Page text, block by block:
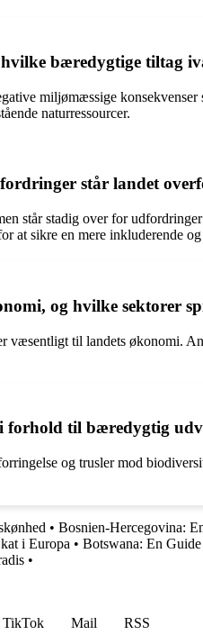
bæredygtige tiltag
miljømæssige
naturressourcer.
står landet
står stadig over for
at sikre en mere inkluderende
og hvilke sektorer
væsentligt til landets økonomi.
forhold til bæredygtig
og trusler mod
• Bosnien-Hercegovina:
i Europa • Botswana: En
•
TikTok Mail
RSS